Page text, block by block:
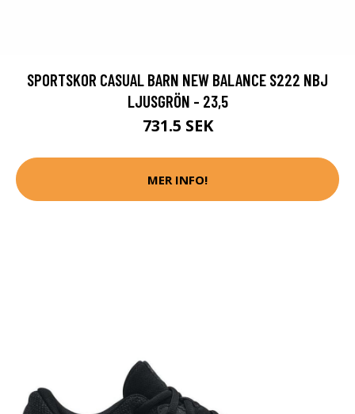
SPORTSKOR CASUAL BARN NEW BALANCE S222 NBJ
LJUSGRÖN - 23,5
731.5 SEK
MER INFO!